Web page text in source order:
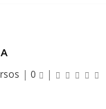
| 0 |